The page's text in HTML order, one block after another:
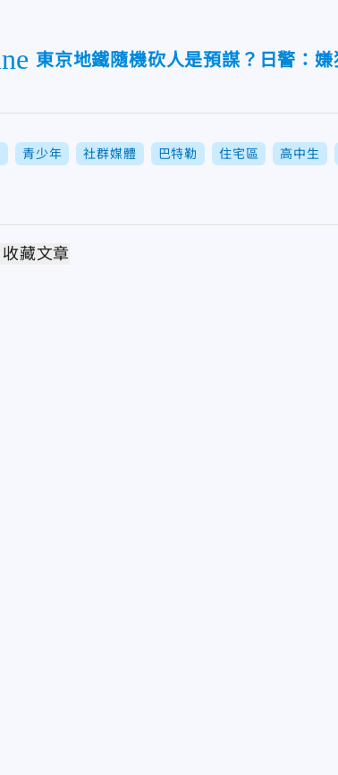
東京地鐵隨機砍人是預謀？日警：
青少年 社群媒體 巴特勒 住宅區 高中生
收藏文章